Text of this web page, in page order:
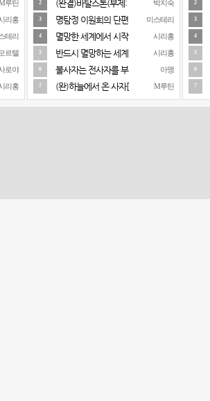
루틴
리홍
테리
르텔
로야
리홍
2 (완결)바탈스톤(부제: 박지숙
3 명탐정 이원희의 단편 미스테리
4 멸망한 세계에서 시작 시리홍
5 반드시 멸망하는 세계 시리홍
6 불사자는 전사자를 부 아맹
7 (완)하늘에서 온 사자[ M루틴
2
3
4
5
6
7